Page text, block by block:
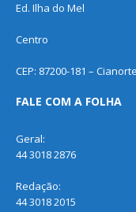
Ed. Ilha do Mel
Centro
CEP: 87200-181 –
FALE COM A FOLHA
Geral:
44 3018 2876
Redação:
44 3018 2015